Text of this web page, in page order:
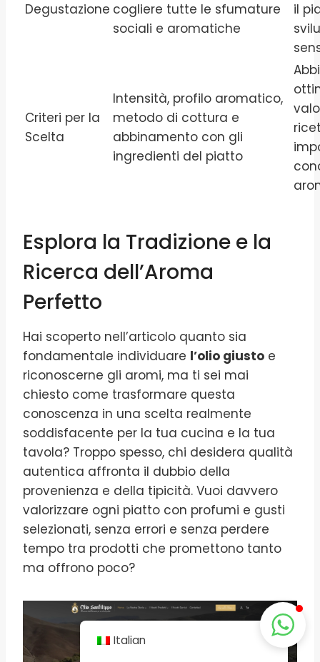
Degustazione cogliere tutte le sfumature
sociali e aromatiche
il
Criteri per la
Scelta
Intensità, profilo aromatico,
metodo di cottura e
abbinamento con gli
ingredienti del piatto
Esplora la Tradizione e la
Ricerca dell’Aroma
Perfetto
Hai scoperto nell’articolo quanto sia
fondamentale individuare l’olio giusto e
riconoscerne gli aromi, ma ti sei mai
chiesto come trasformare questa
conoscenza in una scelta realmente
soddisfacente per la tua cucina e la tua
tavola? Troppo spesso, chi desidera qualità
autentica affronta il dubbio della
provenienza e della tipicità. Vuoi davvero
valorizzare ogni piatto con profumi e gusti
selezionati, senza errori e senza perdere
tempo tra prodotti che promettono tanto
ma offrono poco?
Italian